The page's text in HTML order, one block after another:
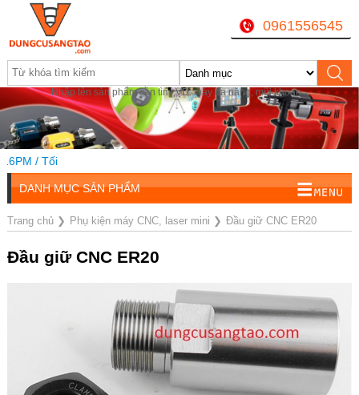
Nhập tên sản phẩm cần tìm, VD: máy đa năng, mũi khoan...
0961556545
/ Tối
DANH MỤC SẢN PHẨM
Trang chủ❯ Phụ kiện máy CNC, laser mini ❯ Đầu giữ CNC ER20
Đầu giữ CNC ER20